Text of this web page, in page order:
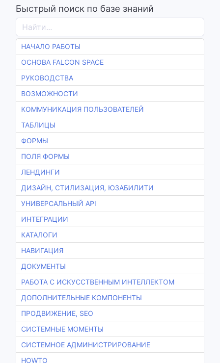
Быстрый поиск по базе знаний
НАЧАЛО РАБОТЫ
ОСНОВА FALCON SPACE
РУКОВОДСТВА
ВОЗМОЖНОСТИ
КОММУНИКАЦИЯ ПОЛЬЗОВАТЕЛЕЙ
ТАБЛИЦЫ
ФОРМЫ
ПОЛЯ ФОРМЫ
ЛЕНДИНГИ
ДИЗАЙН, СТИЛИЗАЦИЯ, ЮЗАБИЛИТИ
УНИВЕРСАЛЬНЫЙ API
ИНТЕГРАЦИИ
КАТАЛОГИ
НАВИГАЦИЯ
ДОКУМЕНТЫ
РАБОТА С ИСКУССТВЕННЫМ ИНТЕЛЛЕКТОМ
ДОПОЛНИТЕЛЬНЫЕ КОМПОНЕНТЫ
ПРОДВИЖЕНИЕ, SEO
СИСТЕМНЫЕ МОМЕНТЫ
СИСТЕМНОЕ АДМИНИСТРИРОВАНИЕ
HOWTO